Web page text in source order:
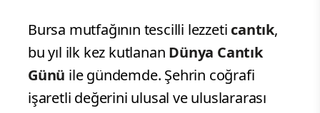
Bursa mutfağının tescilli lezzeti cantık,
bu yıl ilk kez kutlanan Dünya Cantık
Günü ile gündemde. Şehrin coğrafi
işaretli değerini ulusal ve uluslararası